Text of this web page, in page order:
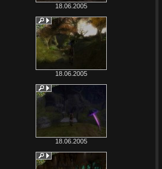
18.06.2005
18.06.2005
18.06.2005